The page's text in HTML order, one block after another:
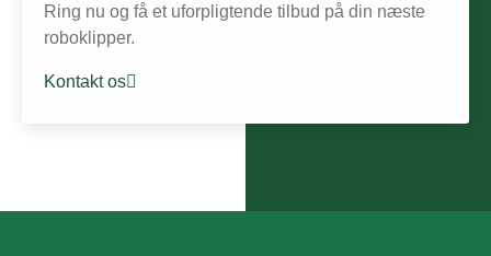
Ring nu og få et uforpligtende tilbud på din næste
roboklipper.
Kontakt os